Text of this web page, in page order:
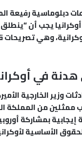
دبلوماسية رفيعة
أوكرانيا يجب أن
وهي
في
وزير الخارجية
ممثلين من المملكة
إيجابية بمشاركة
الأساسية